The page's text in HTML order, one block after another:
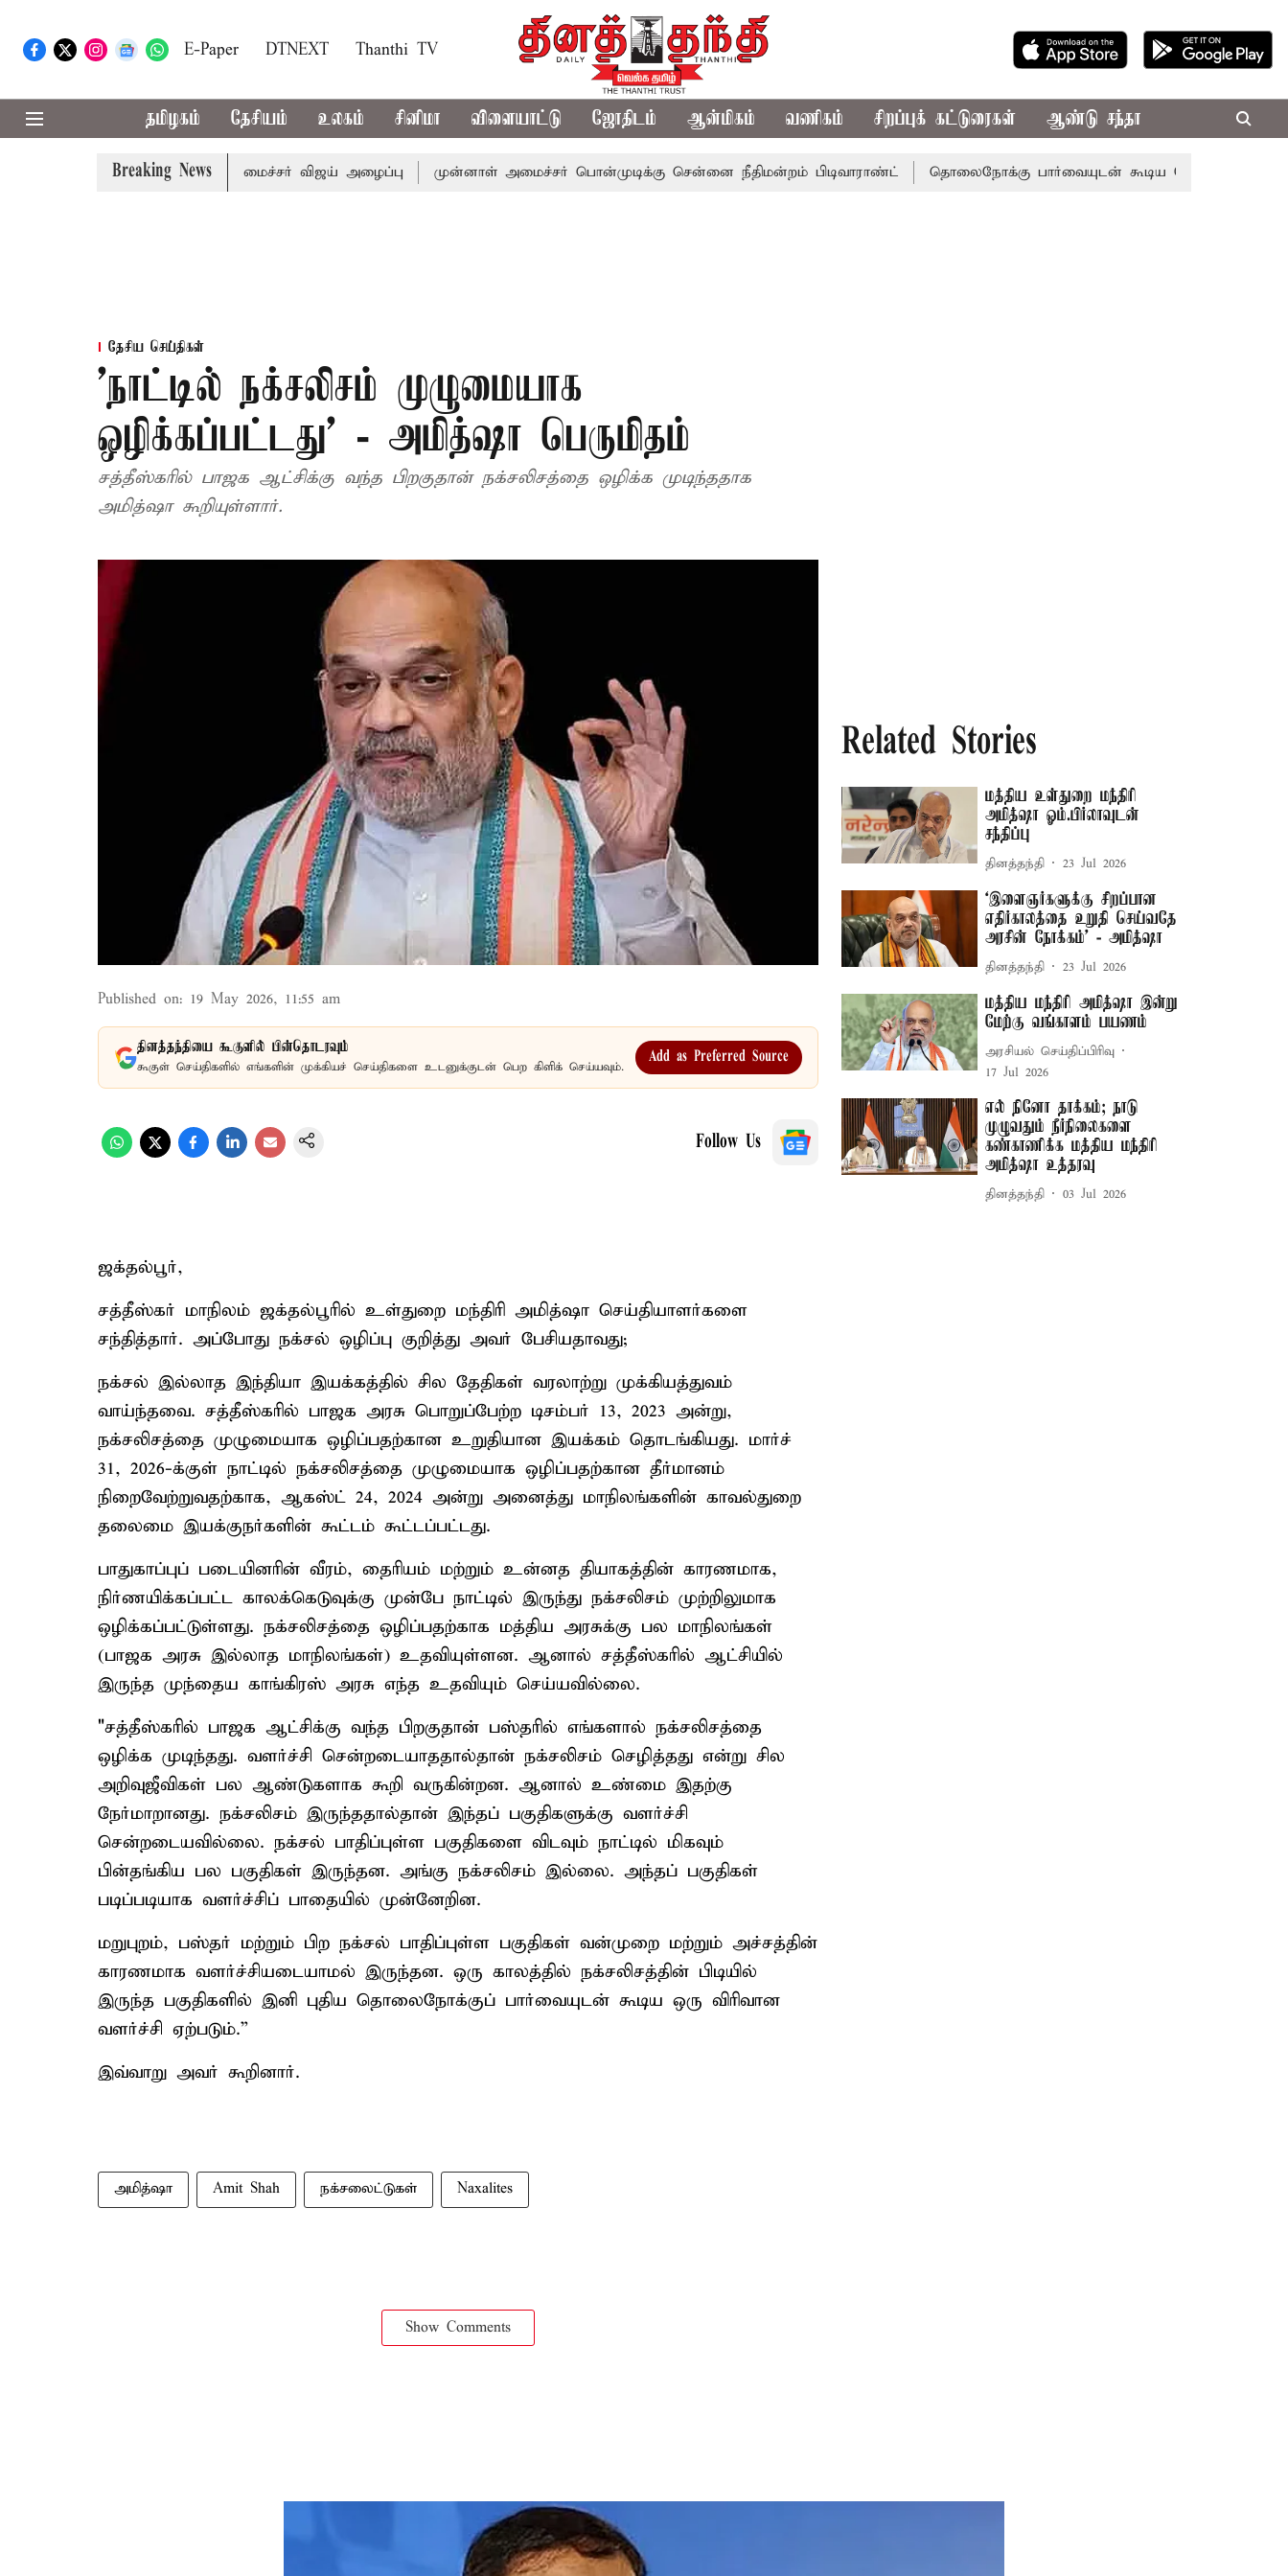
E-Paper DTNEXT Thanthi TV
தமிழகம் தேசியம் உலகம் சினிமா விளையாட்டு ஜோதிடம் ஆன்மிகம் வணிகம் சிறப்புக் கட்டுரைகள் ஆண்டு சந்தா
Breaking News
கூட்டத்துக்கு முதல்-அமைச்சர் விஜய் அழைப்பு முன்னாள் அமைச்சர் பொன்முடிக்கு சென்னை நீதிமன்றம் பிடிவாராண்ட் தொலைநோக்கு பார்வையுடன் கூடிய வேளாண் பட்ஜெட்:
தேசிய செய்திகள்
’நாட்டில் நக்சலிசம் முழுமையாக
ஒழிக்கப்பட்டது’ - அமித்ஷா பெருமிதம்
சத்தீஸ்கரில் பாஜக ஆட்சிக்கு வந்த பிறகுதான் நக்சலிசத்தை ஒழிக்க முடிந்ததாக
அமித்ஷா கூறியுள்ளார்.
Published on: 19 May 2026, 11:55 am
தினத்தந்தியை கூகுளில் பின்தொடரவும்
கூகுள் செய்திகளில் எங்களின் முக்கியச் செய்திகளை உடனுக்குடன் பெற கிளிக் செய்யவும்.
Add as Preferred Source
Follow Us
ஜக்தல்பூர்,
சத்தீஸ்கர் மாநிலம் ஜக்தல்பூரில் உள்துறை மந்திரி அமித்ஷா செய்தியாளர்களை
சந்தித்தார். அப்போது நக்சல் ஒழிப்பு குறித்து அவர் பேசியதாவது;
நக்சல் இல்லாத இந்தியா இயக்கத்தில் சில தேதிகள் வரலாற்று முக்கியத்துவம்
வாய்ந்தவை. சத்தீஸ்கரில் பாஜக அரசு பொறுப்பேற்ற டிசம்பர் 13, 2023 அன்று,
நக்சலிசத்தை முழுமையாக ஒழிப்பதற்கான உறுதியான இயக்கம் தொடங்கியது. மார்ச்
31, 2026-க்குள் நாட்டில் நக்சலிசத்தை முழுமையாக ஒழிப்பதற்கான தீர்மானம்
நிறைவேற்றுவதற்காக, ஆகஸ்ட் 24, 2024 அன்று அனைத்து மாநிலங்களின் காவல்துறை
தலைமை இயக்குநர்களின் கூட்டம் கூட்டப்பட்டது.
பாதுகாப்புப் படையினரின் வீரம், தைரியம் மற்றும் உன்னத தியாகத்தின் காரணமாக,
நிர்ணயிக்கப்பட்ட காலக்கெடுவுக்கு முன்பே நாட்டில் இருந்து நக்சலிசம் முற்றிலுமாக
ஒழிக்கப்பட்டுள்ளது. நக்சலிசத்தை ஒழிப்பதற்காக மத்திய அரசுக்கு பல மாநிலங்கள்
(பாஜக அரசு இல்லாத மாநிலங்கள்) உதவியுள்ளன. ஆனால் சத்தீஸ்கரில் ஆட்சியில்
இருந்த முந்தைய காங்கிரஸ் அரசு எந்த உதவியும் செய்யவில்லை.
"சத்தீஸ்கரில் பாஜக ஆட்சிக்கு வந்த பிறகுதான் பஸ்தரில் எங்களால் நக்சலிசத்தை
ஒழிக்க முடிந்தது. வளர்ச்சி சென்றடையாததால்தான் நக்சலிசம் செழித்தது என்று சில
அறிவுஜீவிகள் பல ஆண்டுகளாக கூறி வருகின்றன. ஆனால் உண்மை இதற்கு
நேர்மாறானது. நக்சலிசம் இருந்ததால்தான் இந்தப் பகுதிகளுக்கு வளர்ச்சி
சென்றடையவில்லை. நக்சல் பாதிப்புள்ள பகுதிகளை விடவும் நாட்டில் மிகவும்
பின்தங்கிய பல பகுதிகள் இருந்தன. அங்கு நக்சலிசம் இல்லை. அந்தப் பகுதிகள்
படிப்படியாக வளர்ச்சிப் பாதையில் முன்னேறின.
மறுபுறம், பஸ்தர் மற்றும் பிற நக்சல் பாதிப்புள்ள பகுதிகள் வன்முறை மற்றும் அச்சத்தின்
காரணமாக வளர்ச்சியடையாமல் இருந்தன. ஒரு காலத்தில் நக்சலிசத்தின் பிடியில்
இருந்த பகுதிகளில் இனி புதிய தொலைநோக்குப் பார்வையுடன் கூடிய ஒரு விரிவான
வளர்ச்சி ஏற்படும்.”
இவ்வாறு அவர் கூறினார்.
அமித்ஷா Amit Shah நக்சலைட்டுகள் Naxalites
Show Comments
Related Stories
மத்திய உள்துறை மந்திரி
அமித்ஷா ஓம்.பிர்லாவுடன்
சந்திப்பு
தினத்தந்தி 23 Jul 2026
‘இளைஞர்களுக்கு சிறப்பான
எதிர்காலத்தை உறுதி செய்வதே
அரசின் நோக்கம்’ - அமித்ஷா
தினத்தந்தி 23 Jul 2026
மத்திய மந்திரி அமித்ஷா இன்று
மேற்கு வங்காளம் பயணம்
அரசியல் செய்திப்பிரிவு
17 Jul 2026
எல் நினோ தாக்கம்; நாடு
முழுவதும் நீர்நிலைகளை
கண்காணிக்க மத்திய மந்திரி
அமித்ஷா உத்தரவு
தினத்தந்தி 03 Jul 2026